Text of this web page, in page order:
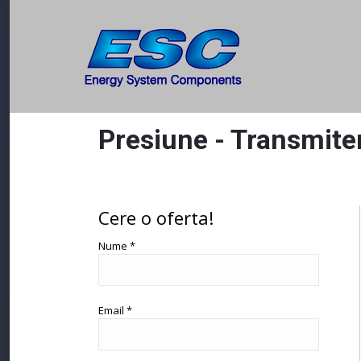
Presiune -
You are here:
Cere o oferta!
Nume *
Email *